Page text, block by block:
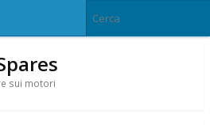
sui motori